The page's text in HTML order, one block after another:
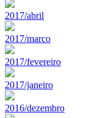
2017/abril
2017/marco
2017/fevereiro
2017/janeiro
2016/dezembro